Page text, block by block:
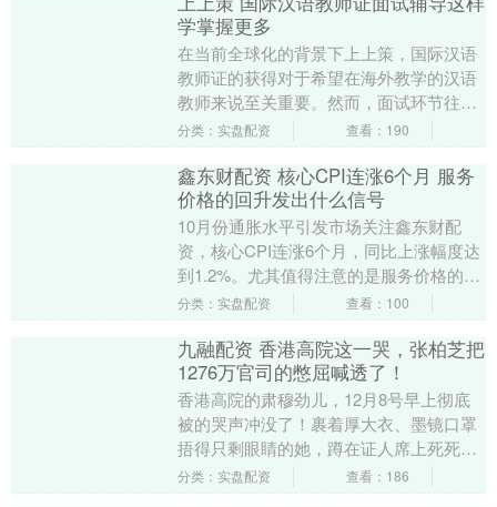
学掌握更多
在当前全球化的背景下上上策，国际汉语
教师证的获得对于希望在海外教学的汉语
教师来说至关重要。然而，面试环节往往
令许多考生感到紧张和不安。为了帮助考
分类：实盘配资 查看：190
鑫东财配资 核心CPI连涨6个月 服务
价格的回升发出什么信号
10月份通胀水平引发市场关注鑫东财配
资，核心CPI连涨6个月，同比上涨幅度达
到1.2%。尤其值得注意的是服务价格的持
续回升。 具体来看，10月CPI同比上涨
分类：实盘配资 查看：100
九融配资 香港高院这一哭，张柏芝把
1276万官司的憋屈喊透了！
香港高院的肃穆劲儿，12月8号早上彻底
被的哭声冲没了！裹着厚大衣、墨镜口罩
捂得只剩眼睛的她，蹲在证人席上死死捂
着脸嚎啕，一句“我两天没合眼了！这全是
分类：实盘配资 查看：186